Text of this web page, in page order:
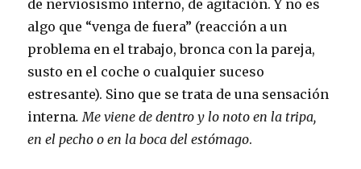
de nerviosismo interno, de agitación. Y no es
algo que “venga de fuera” (reacción a un
problema en el trabajo, bronca con la pareja,
susto en el coche o cualquier suceso
estresante). Sino que se trata de una sensación
interna. Me viene de dentro y lo noto en la tripa,
en el pecho o en la boca del estómago.